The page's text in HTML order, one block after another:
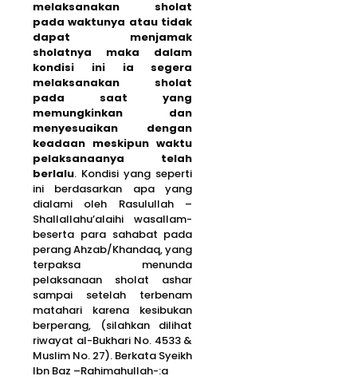
melaksanakan sholat
pada waktunya atau tidak
dapat menjamak
sholatnya maka dalam
kondisi ini ia segera
melaksanakan sholat
pada saat yang
memungkinkan dan
menyesuaikan dengan
keadaan meskipun waktu
pelaksanaanya telah
berlalu. Kondisi yang seperti
ini berdasarkan apa yang
dialami oleh Rasulullah –
Shallallahu’alaihi wasallam-
beserta para sahabat pada
perang Ahzab/Khandaq, yang
terpaksa menunda
pelaksanaan sholat ashar
sampai setelah terbenam
matahari karena kesibukan
berperang, (silahkan dilihat
riwayat al-Bukhari No. 4533 &
Muslim No. 27). Berkata Syeikh
Ibn Baz –Rahimahullah-:a